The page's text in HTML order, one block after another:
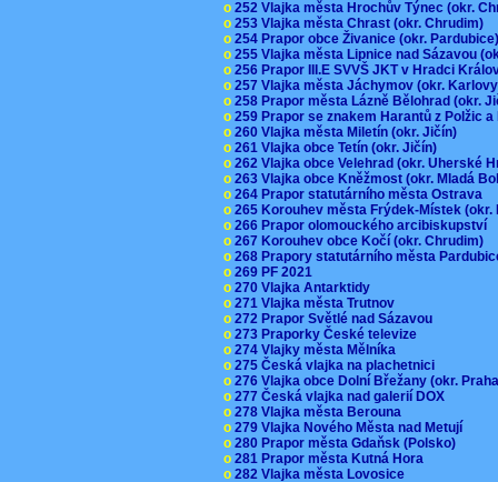
o 252 Vlajka města Hrochův Týnec (okr.
o 253 Vlajka města Chrast (okr. Chrudim)
o 254 Prapor obce Živanice (okr.
o 255 Vlajka města Lipnice nad Sázavou
o 256 Prapor III.E SVVŠ JKT v Hradci
o 257 Vlajka města Jáchymov (okr.
o 258 Prapor města Lázně Bělohrad (okr.
o 259 Prapor se znakem Harantů z Polžic
o 260 Vlajka města Miletín (okr. Jičín)
o 261 Vlajka obce Tetín (okr. Jičín)
o 262 Vlajka obce Velehrad (okr. Uherské
o 263 Vlajka obce Kněžmost (okr. Mladá
o 264 Prapor statutárního města Ostrava
o 265 Korouhev města Frýdek-Místek
o 266 Prapor olomouckého arcibiskupství
o 267 Korouhev obce Kočí (okr. Chrudim)
o 268 Prapory statutárního města
o 269 PF 2021
o 270 Vlajka Antarktidy
o 271 Vlajka města Trutnov
o 272 Prapor Světlé nad Sázavou
o 273 Praporky České televize
o 274 Vlajky města Mělníka
o 275 Česká vlajka na plachetnici
o 276 Vlajka obce Dolní Břežany (okr.
o 277 Česká vlajka nad galerií DOX
o 278 Vlajka města Berouna
o 279 Vlajka Nového Města nad Metují
o 280 Prapor města Gdaňsk (Polsko)
o 281 Prapor města Kutná Hora
o 282 Vlajka města Lovosice